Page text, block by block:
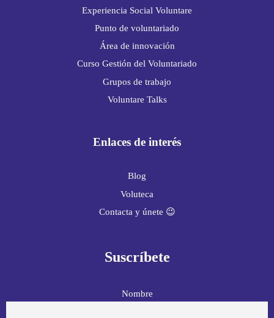
Experiencia Social Voluntare
Punto de voluntariado
Área de innovación
Curso Gestión del Voluntariado
Grupos de trabajo
Voluntare Talks
Enlaces de interés
Blog
Voluteca
Contacta y únete 😉
Suscríbete
Nombre